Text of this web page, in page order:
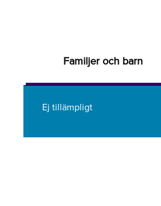
Familjer och barn
Ej tillämpligt